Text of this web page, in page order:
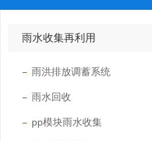
雨水收集再利用
雨洪排放调蓄系统
雨水回收
pp模块雨水收集